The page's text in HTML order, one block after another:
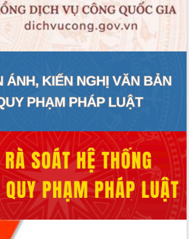
đẩy nhanh
thiên tai
chỉnh quy
2021-2030,
mạng
phục vụ cơ
động chung
mình trong
mô hình